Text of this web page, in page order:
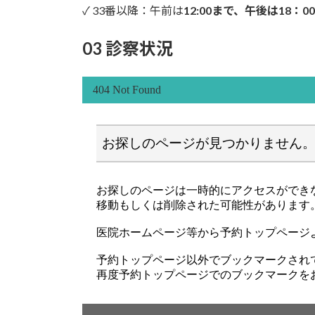
✓ 33番以降：午前は12:00まで、午後は18：
03 診察状況